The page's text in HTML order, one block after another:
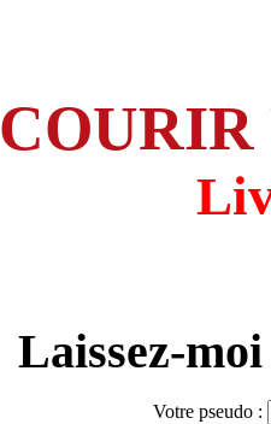
Laissez-
Votre pseudo :